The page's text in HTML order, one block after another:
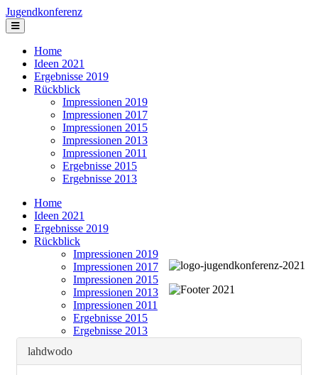
Jugendkonferenz
Home
Ideen 2021
Ergebnisse 2019
Rückblick
Impressionen 2019
Impressionen 2017
Impressionen 2015
Impressionen 2013
Impressionen 2011
Ergebnisse 2015
Ergebnisse 2013
Home
Ideen 2021
Ergebnisse 2019
Rückblick
Impressionen 2019
Impressionen 2017
Impressionen 2015
Impressionen 2013
Impressionen 2011
Ergebnisse 2015
Ergebnisse 2013
lahdwodo